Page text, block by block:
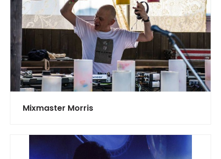
Mixmaster Morris